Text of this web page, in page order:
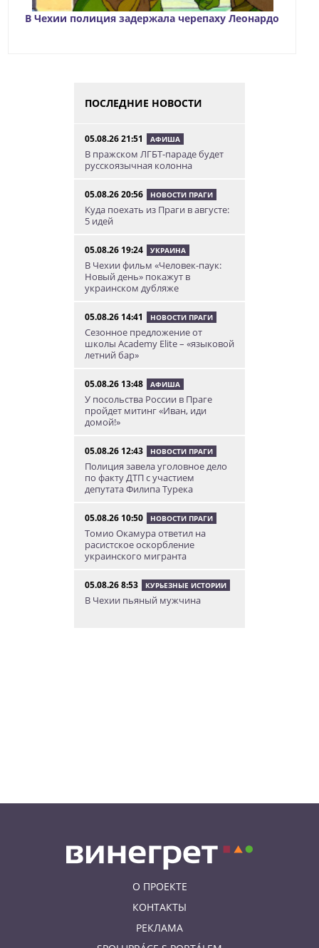
В Чехии полиция задержала черепаху Леонардо
ПОСЛЕДНИЕ НОВОСТИ
05.08.26 21:51 АФИША
В пражском ЛГБТ-параде будет
русскоязычная колонна
05.08.26 20:56 НОВОСТИ ПРАГИ
Куда поехать из Праги в августе:
5 идей
05.08.26 19:24 УКРАИНА
В Чехии фильм «Человек-паук:
Новый день» покажут в
украинском дубляже
05.08.26 14:41 НОВОСТИ ПРАГИ
Сезонное предложение от
школы Academy Elite – «языковой
летний бар»
05.08.26 13:48 АФИША
У посольства России в Праге
пройдет митинг «Иван, иди
домой!»
05.08.26 12:43 НОВОСТИ ПРАГИ
Полиция завела уголовное дело
по факту ДТП с участием
депутата Филипа Турека
05.08.26 10:50 НОВОСТИ ПРАГИ
Томио Окамура ответил на
расистское оскорбление
украинского мигранта
05.08.26 8:53 КУРЬЕЗНЫЕ ИСТОРИИ
В Чехии пьяный мужчина
О ПРОЕКТЕ
КОНТАКТЫ
РЕКЛАМА